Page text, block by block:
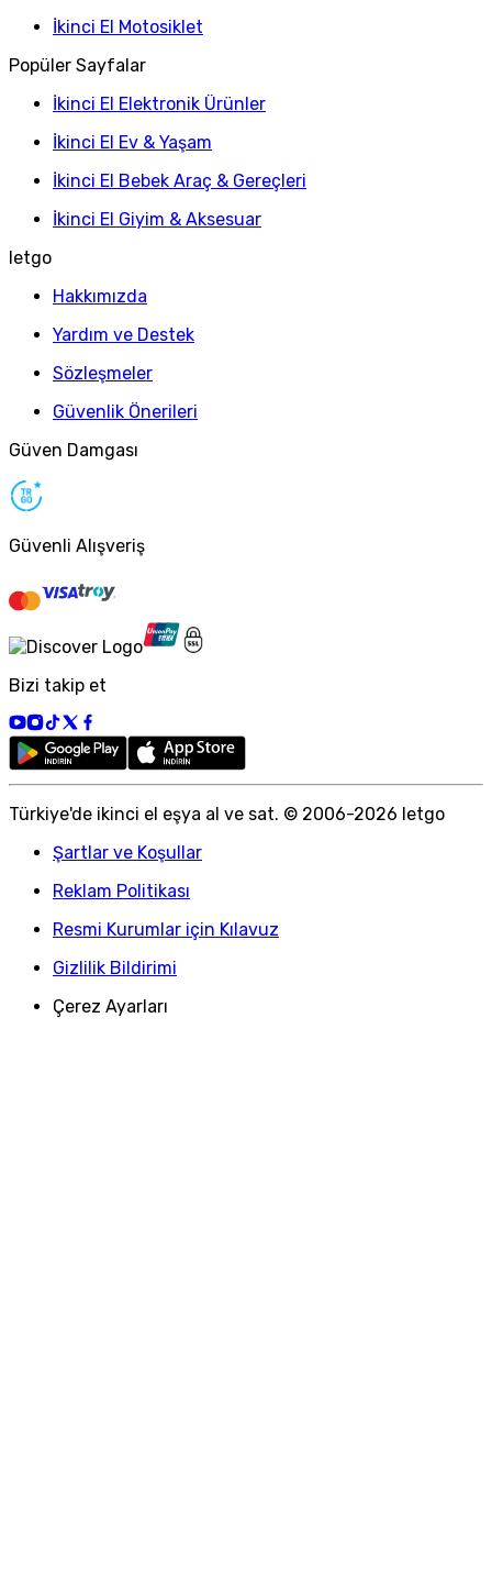
İkinci El Motosiklet
Popüler Sayfalar
İkinci El Elektronik Ürünler
İkinci El Ev & Yaşam
İkinci El Bebek Araç & Gereçleri
İkinci El Giyim & Aksesuar
letgo
Hakkımızda
Yardım ve Destek
Sözleşmeler
Güvenlik Önerileri
Güven Damgası
Güvenli Alışveriş
Bizi takip et
Türkiye'de ikinci el eşya al ve sat. © 2006-2026 letgo
Şartlar ve Koşullar
Reklam Politikası
Resmi Kurumlar için Kılavuz
Gizlilik Bildirimi
Çerez Ayarları